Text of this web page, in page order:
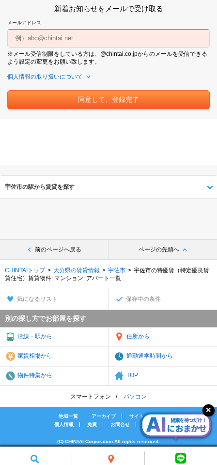
新着お知らせをメールで受け取る
メールアドレス
※メール受信制限をしている方は、@chintai.co.jpからのメールを受信できる
よう設定の変更をお願い致します。
個人情報の取り扱いについて
宇佐市の駅から賃貸を探す
前のページへ戻る ページの先頭へ
CHINTAIトップ 大分県の賃貸情報 宇佐市
宇佐市の特優賃（特定優良賃
貸住宅）賃貸物件･マンション･アパート一覧
気になるリスト 保存中の条件
別の探し方でお部屋を探す
沿線・駅から 住所から
家賃相場から 通勤通学時間から
物件特集から TOP
スマートフォン パソコン
地域一覧 アーカイブ
サイトマップ
個人情報
免責 お問合せ 会社案内
(C) CHINTAI Corporation All rights reserved.
[PR]賃貸物件の疑問解決！教えてエイブルAGENT